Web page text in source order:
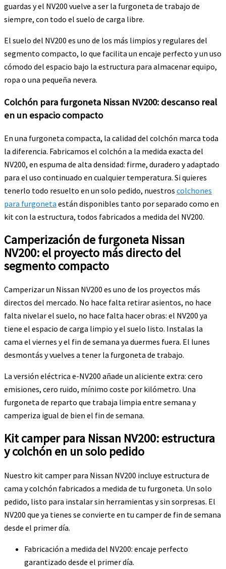
guardas y el NV200 vuelve a ser la furgoneta de trabajo de
siempre, con todo el suelo de carga libre.
El suelo del NV200 es uno de los más limpios y regulares del
segmento compacto, lo que facilita un encaje perfecto y un uso
cómodo del espacio bajo la estructura para almacenar equipo,
ropa o una pequeña nevera.
Colchón para furgoneta Nissan NV200: descanso real
en un espacio compacto
En una furgoneta compacta, la calidad del colchón marca toda
la diferencia. Fabricamos el colchón a la medida exacta del
NV200, en espuma de alta densidad: firme, duradero y adaptado
para el uso continuado en cualquier temperatura. Si quieres
tenerlo todo resuelto en un solo pedido, nuestros colchones
para furgoneta están disponibles tanto por separado como en
kit con la estructura, todos fabricados a medida del NV200.
Camperización de furgoneta Nissan
NV200: el proyecto más directo del
segmento compacto
Camperizar un Nissan NV200 es uno de los proyectos más
directos del mercado. No hace falta retirar asientos, no hace
falta nivelar el suelo, no hace falta hacer obras: el NV200 ya
tiene el espacio de carga limpio y el suelo listo. Instalas la
cama el viernes y el fin de semana ya duermes fuera. El lunes
desmontás y vuelves a tener la furgoneta de trabajo.
La versión eléctrica e-NV200 añade un aliciente extra: cero
emisiones, cero ruido, mínimo coste por kilómetro. Una
furgoneta de reparto que trabaja limpia entre semana y
camperiza igual de bien el fin de semana.
Kit camper para Nissan NV200: estructura
y colchón en un solo pedido
Nuestro kit camper para Nissan NV200 incluye estructura de
cama y colchón fabricados a medida de tu furgoneta. Un solo
pedido, listo para instalar sin herramientas y sin sorpresas. El
NV200 que ya tienes se convierte en tu camper de fin de semana
desde el primer día.
Fabricación a medida del NV200: encaje perfecto
garantizado desde el primer día.